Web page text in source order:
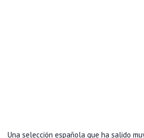
Una selección española que ha salido